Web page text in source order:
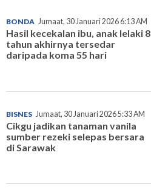
BONDA Jumaat, 30 Januari 2026 6:13 AM
Hasil kecekalan ibu, anak lelaki 8
tahun akhirnya tersedar
daripada koma 55 hari
BISNES Jumaat, 30 Januari 2026 5:33 AM
Cikgu jadikan tanaman vanila
sumber rezeki selepas bersara
di Sarawak